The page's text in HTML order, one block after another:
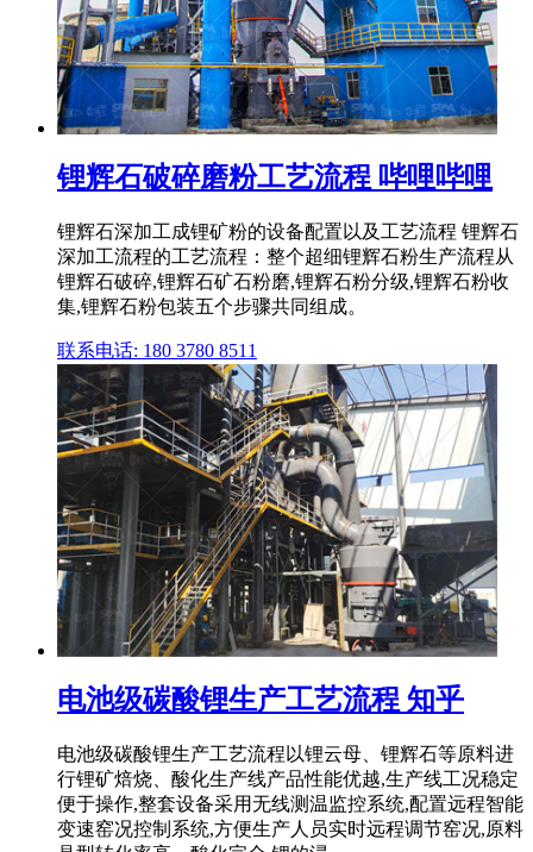
锂辉石破碎磨粉工艺流程 哔哩哔哩
锂辉石深加工成锂矿粉的设备配置以及工艺流程 锂辉石
深加工流程的工艺流程：整个超细锂辉石粉生产流程从
锂辉石破碎,锂辉石矿石粉磨,锂辉石粉分级,锂辉石粉收
集,锂辉石粉包装五个步骤共同组成。
联系电话: 180 3780 8511
电池级碳酸锂生产工艺流程 知乎
电池级碳酸锂生产工艺流程以锂云母、锂辉石等原料进
行锂矿焙烧、酸化生产线产品性能优越,生产线工况稳定
便于操作,整套设备采用无线测温监控系统,配置远程智能
变速窑况控制系统,方便生产人员实时远程调节窑况,原料